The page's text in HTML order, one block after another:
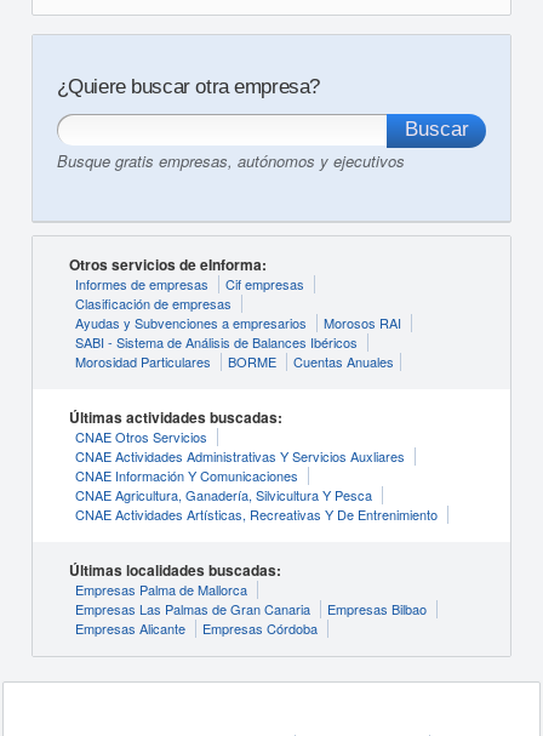
¿Quiere buscar otra empresa?
Busque gratis empresas, autónomos y ejecutivos
Otros servicios de eInforma:
Informes de empresas
Cif empresas
Clasificación de empresas
Ayudas y Subvenciones a empresarios
Morosos RAI
SABI - Sistema de Análisis de Balances Ibéricos
Morosidad Particulares
BORME Cuentas Anuales
Últimas actividades buscadas:
CNAE Otros Servicios
CNAE Actividades Administrativas Y Servicios Auxliares
CNAE Información Y Comunicaciones
CNAE Agricultura, Ganadería, Silvicultura Y Pesca
CNAE Actividades Artísticas, Recreativas Y De Entrenimiento
Últimas localidades buscadas:
Empresas Palma de Mallorca
Empresas Las Palmas de Gran Canaria
Empresas Bilbao
Empresas Alicante
Empresas Córdoba